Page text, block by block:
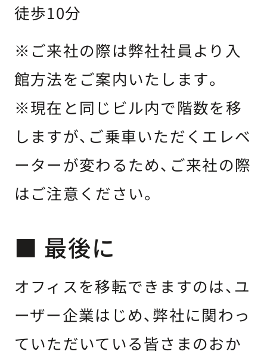
徒歩10分
※ご来社の際は弊社社員より入
館方法をご案内いたします。
※現在と同じビル内で階数を移
しますが、ご乗車いただくエレベ
ーターが変わるため、ご来社の際
はご注意ください。
■ 最後に
オフィスを移転できますのは、ユ
ーザー企業はじめ、弊社に関わっ
ていただいている皆さまのおか